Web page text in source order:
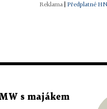
Předplatné
s majákem